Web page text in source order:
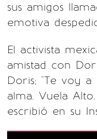
sus amigos
emotiva
El activista
amistad con
Doris; "Te voy
alma. Vuela
escribió en su